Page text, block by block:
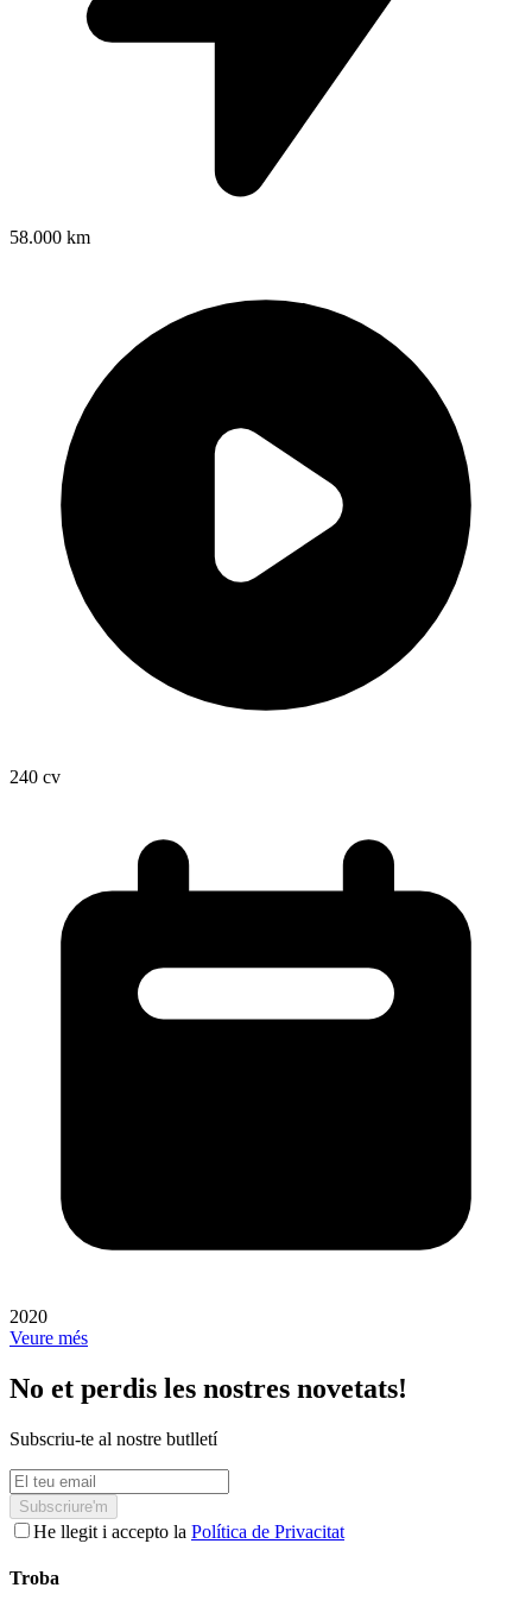
58.000 km
240 cv
2020
Veure més
No et perdis les nostres novetats!
Subscriu-te al nostre butlletí
Subscriure'm
He llegit i accepto la Política de Privacitat
Troba